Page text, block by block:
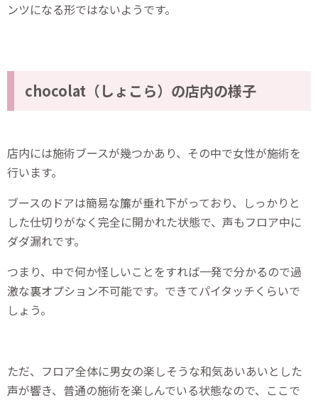
ンツになる形ではないようです。
chocolat（しょこら）の店内の様子
店内には施術ブースが幾つかあり、その中で女性が施術を
行います。
ブースのドアは簡易な簾が垂れ下がっており、しっかりと
した仕切りがなく完全に開かれた状態で、声もフロア中に
ダダ漏れです。
つまり、中で何か怪しいことをすれば一発で分かるので過
激な裏オプション不可能です。できてパイタッチくらいで
しょう。
ただ、フロア全体に男女の楽しそうな和気あいあいとした
声が響き、普通の施術を楽しんでいる状態なので、ここで